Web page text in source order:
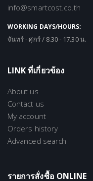
info@smartcost.co.th
WORKING DAYS/HOURS:
จันทร์ - ศุกร์ / 8.30 - 17.30 น.
LINK ที่เกี่ยวข้อง
About us
Contact us
My account
Orders history
Advanced search
รายการสั่งซื้อ ONLINE